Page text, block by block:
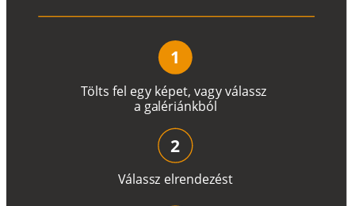
Tölts fel egy képet, vagyválassz
a galériánkból
1
Válassz elrendezést
2